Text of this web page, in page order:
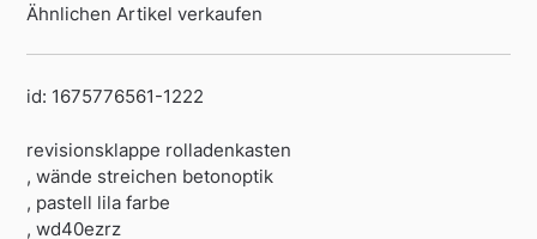
Ähnlichen Artikel verkaufen
id: 1675776561-1222
revisionsklappe rolladenkasten
, wände streichen betonoptik
, pastell lila farbe
, wd40ezrz